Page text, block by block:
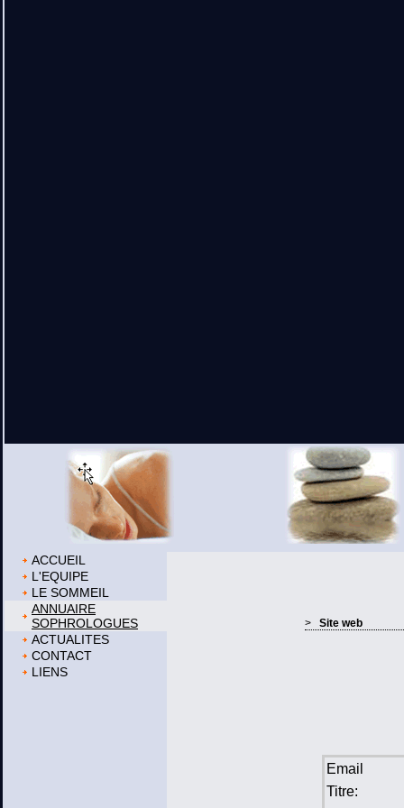
ACCUEIL
L'EQUIPE
LE SOMMEIL
ANNUAIRE
SOPHROLOGUES
ACTUALITES
CONTACT
LIENS
> Site web
Email
Titre: